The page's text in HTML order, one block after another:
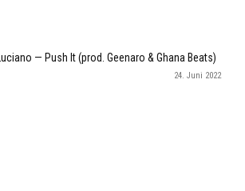
Luciano — Push It (prod. Geenaro & Ghana Beats)
24. Juni 2022